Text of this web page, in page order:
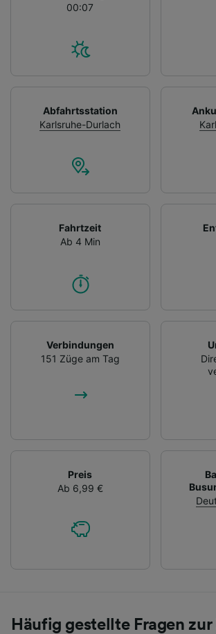
00:07
Abfahrtsstation
Karlsruhe-Durlach
Fahrtzeit
Ab 4 Min
Verbindungen
151 Züge am Tag
Preis
Ab 6,99 €
Häufig gestellte Fragen